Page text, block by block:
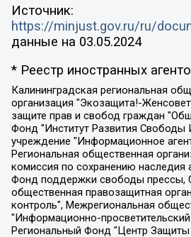
Источник:
https://minjust.gov.ru/ru/
данные на 03.05.2024
* Реестр иностранных
Калининградская региональная общественная организация "Экозащита!-Женсовет", Фонд содействия защите прав и свобод граждан "Общественный вердикт", Фонд "Институт Развития Свободы Информации", Частное учреждение "Информационное агентство МЕМО. РУ", Региональная общественная организация "Общественная комиссия по сохранению наследия академика Сахарова", Фонд поддержки свободы прессы, Санкт-Петербургская общественная правозащитная организация "Гражданский контроль", Межрегиональная общественная организация "Информационно-просветительский центр "Мемориал", Региональный Фонд "Центр Защиты Прав Средств Массовой Информации", с 05.12.2023 Фонд "Центр Защиты Прав Средств массовой информации", Региональная общественная благотворительная организация помощи беженцам и мигрантам "Гражданское содействие", Негосударственное образовательное учреждение дополнительного профессионального образования (повышение квалификации) специалистов "АКАДЕМИЯ ПО ПРАВАМ ЧЕЛОВЕКА", Свердловская региональная общественная организация "Сутяжник", Автономная некоммерческая организация "Центр независимых социологических исследований", Союз общественных объединений "Российский исследовательский центр по правам человека", Региональное общественное учреждение научно-информационный центр "МЕМОРИАЛ", Некоммерческая организация "Фонд защиты гласности", Автономная некоммерческая организация "Институт прав человека", Городская общественная организация "Екатеринбургское общество "МЕМОРИАЛ", Городская общественная организация "Рязанское историко-просветительское и правозащитное общество "Мемориал" (Рязанский Мемориал), Челябинский региональный орган общественной самодеятельности – женское общественное объединение "Женщины Евразии", Челябинский региональный орган общественной самодеятельности "Уральская правозащитная группа", Фонд содействия защите здоровья и социальной справедливости имени Андрея Рылькова, Автономная Некоммерческая Организация "Аналитический Центр Юрия Левады", Автономная некоммерческая организация социальной поддержки населения "Проект Апрель", Региональная общественная организация помощи женщинам и детям, находящимся в кризисной ситуации "Информационно-методический центр "Анна", Фонд содействия развитию массовых коммуникаций и правовому просвещению "Так-так-Так", Фонд содействия устойчивому развитию "Серебряная тайга", Свердловский региональный общественный фонд социальных проектов "Новое время", "Idel.Реалии", Кавказ.Реалии, Крым.Реалии, Телеканал Настоящее Время, Татаро-башкирская служба Радио Свобода (Azatliq Radiosi), Радио Свободная Европа/Радио Свобода (PCE/PC), "Сибирь.Реалии", "Фактограф", Благотворительный фонд помощи осужденным и их семьям, Автономная некоммерческая организация "Институт глобализации и социальных движений", Фонд "В защиту прав заключенных", Частное учреждение "Центр поддержки и содействия развитию средств массовой информации", Пензенский региональный общественный благотворительный фонд "Гражданский союз", "Север.Реалии", Некоммерческая организация Фонд "Правовая инициатива", Общество с ограниченной ответственностью "Радио Свободная Европа/Радио Свобода", Чешское информационное агентство "MEDIUM-ORIENT", Красноярская региональная общественная организация "Мы против СПИДа", Камалягин Денис Николаевич, Маркелов Сергей Евгеньевич, Пономарев Лев Александрович, Савицкая Людмила Алексеевна, Автономная некоммерческая организация "Центр по работе с проблемой насилия "НАСИЛИЮ.НЕТ", Межрегиональный профессиональный союз работников здравоохранения "Альянс врачей", Юридическое лицо, зарегистрированное в Латвийской Республике, SIA "Medusa Project" (регистрационный номер 40103797863, дата регистрации 10.06.2014), Некоммерческая организация "Фонд по борьбе с коррупцией", Автономная некоммерческая организация "Институт права и публичной политики", Баданин Роман Сергеевич, Гликин Максим Александрович, Железнова Мария Михайловна, Лукьянова Юлия Сергеевна, Маетная Елизавета Витальевна, Маняхин Петр Борисович, Чуракова Ольга Владимировна, Ярош Юлия Петровна, Юридическое лицо "The Insider SIA", зарегистрированное в Риге, Латвийская Республика (дата регистрации 26.06.2015), являющееся администратором доменного имени интернет-издания "The Insider SIA", https://theins.ru, Постернак Алексей Евгеньевич, Рубин Михаил Аркадьевич, Анин Роман Александрович, Юридическое лицо Istories fonds, зарегистрированное в Латвийской Республике (регистрационный номер 50008295751, дата регистрации 24.02.2020), Великовский Дмитрий Александрович, Долинина Ирина Николаевна, Мароховская Алеся Алексеевна, Шлейнов Роман Юрьевич, Шмагун Олеся Валентиновна, Общество с ограниченной ответственностью "Альтаир 2021", Общество с ограниченной ответственностью "Вега 2021", Общество с ограниченной ответственностью "Главный редактор 2021", Общество с ограниченной ответственностью "Ромашки монолит", Важенков Артем Валерьевич, Ивановская областная общественная организация "Центр гендерных исследований", Гурман Юрий Альбертович, Медиапроект "ОВД-Инфо", Егоров Владимир Владимирович, Жилинский Владимир Александрович, Общество с ограниченной ответственностью "ЗП", Иванова София Юрьевна, Карезина Инна Павловна, Кильтау Екатерина Викторовна, Петров Алексей Викторович, Пискунов Сергей Евгеньевич, Смирнов Сергей Сергеевич, Тихонов Михаил Сергеевич, Общество с ограниченной ответственностью "ЖУРНАЛИСТ-ИНОСТРАННЫЙ АГЕНТ", Арапова Галина Юрьевна, Вольтская Татьяна Анатольевна, Американская компания "Mason G.E.S. Anonymous Foundation" (США), являющаяся владельцем интернет-издания https://mnews.world/, Компания "Stichting Bellingcat", зарегистрированная в Нидерландах (дата регистрации 11.07.2018), Захаров Андрей Вячеславович, Клепиковская Екатерина Дмитриевна, Общество с ограниченной ответственностью "МЕМО", Перл Роман Александрович, Симонов Евгений Алексеевич, Соловьева Елена Анатольевна, Сотников Даниил Владимирович, Сурначева Елизавета Дмитриевна, Автономная некоммерческая организация по защите прав человека и информированию населения "Якутия – Наше Мнение", Общество с ограниченной ответственностью "Москоу диджитал медиа", с 26.01.2023 Общество с ограниченной ответственностью "Чайка Белые сады", Ветошкина Валерия Валерьевна, Заговора Максим Александрович, Межрегиональное общественное движение "Российская ЛГБТ - сеть", Оленичев Максим Владимирович, Павлов Иван Юрьевич, Скворцова Елена Сергеевна, Общество с ограниченной ответственностью "Как бы инагент", Кочетков Игорь Викторович, Общество с ограниченной ответственностью "Честные выборы", Еланчик Олег Александрович, Общество с ограниченной ответственностью "Нобелевский призыв", Гималова Регина Эмилевна, Григорьев Андрей Валерьевич, Григорьева Алина Александровна, Ассоциация по содействию защите прав призывников, альтернативнослужащих и военнослужащих "Правозащитная группа "Гражданин.Армия.Право", Хисамова Регина Фаритовна, Автономная некоммерческая организация по реализации социально-правовых программ "Лилит", Дальневосточное общественное движение "Маяк", Санкт-Петербургская ЛГБТ-инициативная группа "Выход", Инициативная группа ЛГБТ+ "Реверс", Алексеев Андрей Викторович, Бекбулатова Таисия Львовна, Беляев Иван Михайлович, Владыкина Елена Сергеевна, Гельман Марат Александрович, Никульшина Вероника Юрьевна, Толоконникова Надежда Андреевна, Шендерович Виктор Анатольевич, Общество с ограниченной ответственностью "Данное сообщение", Общество с ограниченной ответственностью Издательский дом "Новая глава", Айнбиндер Александра Александровна, Московский комьюнити-центр для ЛГБТ+инициатив, Благотворительный фонд развития филантропии, Deutsche Welle (Германия, Kurt-Schumacher-Strasse 3, 53113 Bonn), Борзунова Мария Михайловна, Воробьев Виктор Викторович, Голубева Анна